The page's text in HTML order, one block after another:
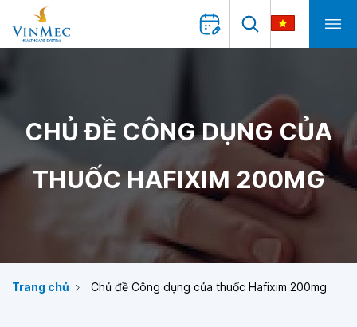
CHỦ ĐỀ CÔNG DỤNG CỦA
THUỐC HAFIXIM 200MG
Trang chủ Chủ đề Công dụng của thuốc Hafixim 200mg